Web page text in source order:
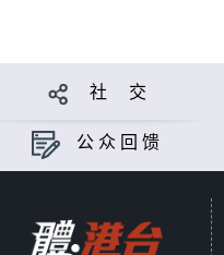
社 交
公众回馈